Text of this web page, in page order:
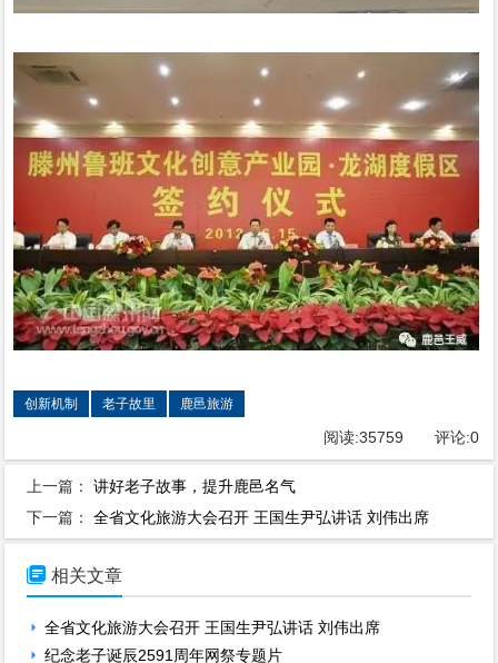
创新机制 老子故里 鹿邑旅游
阅读:35759 评论:0
上一篇：讲好老子故事，提升鹿邑名气
下一篇：全省文化旅游大会召开 王国生尹弘讲话 刘伟出席
 相关文章
全省文化旅游大会召开 王国生尹弘讲话 刘伟出席
纪念老子诞辰2591周年网祭专题片